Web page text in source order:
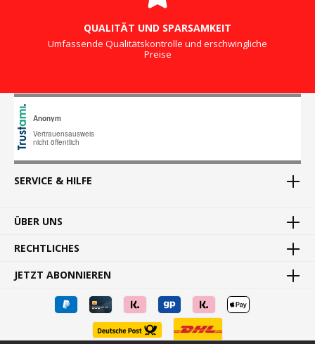
QUALITÄT UND SPARSAMKEIT
Umfassende Qualitätskontrolle und erschwingliche
Preise
SERVICE & HILFE
ÜBER UNS
RECHTLICHES
JETZT ABONNIEREN